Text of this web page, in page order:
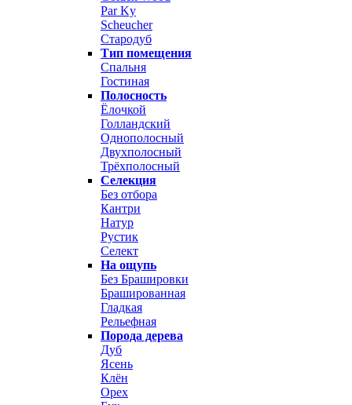
Par Ky
Scheucher
Стародуб
Тип помещения
Спальня
Гостиная
Полосность
Ёлочкой
Голландский
Однополосный
Двухполосный
Трёхполосный
Селекция
Без отбора
Кантри
Натур
Рустик
Селект
На ощупь
Без Брашировки
Брашированная
Гладкая
Рельефная
Порода дерева
Дуб
Ясень
Клён
Орех